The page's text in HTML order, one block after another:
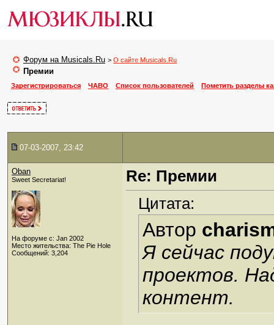
Форум на Musicals.Ru > О сайте Musicals.Ru
Премии
Зарегистрироваться ЧАВО Список пользователей Пометить разделы
07-03-2007, 23:42
Oban
Sweet Secretariat!
На форуме с: Jan 2002
Место жительства: The Pie Hole
Сообщений: 3,204
Re: Премии
Цитата:
Автор
Я сейчас
проектов.
контент.